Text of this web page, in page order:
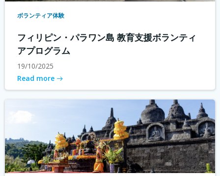
ボランティア体験
フィリピン・パラワン島 教育支援ボランティ
アプログラム
19/10/2025
Read more